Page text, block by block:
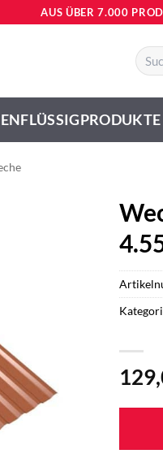
AUS ÜBER 7.000
Suchen
nach: